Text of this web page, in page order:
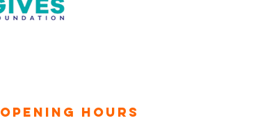
OPENING HOURS